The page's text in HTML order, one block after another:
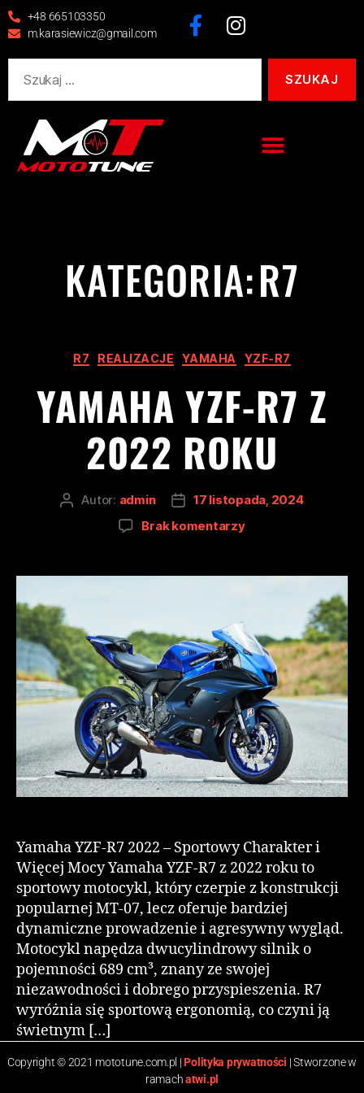
+48 665103350
m.karasiewicz@gmail.com
KATEGORIA:R7
R7 REALIZACJE YAMAHA YZF-R7
YAMAHA YZF-R7 Z
2022 ROKU
Autor: admin
17 listopada, 2024
Brak komentarzy
Yamaha YZF-R7 2022 – Sportowy Charakter i
Więcej Mocy Yamaha YZF-R7 z 2022 roku to
sportowy motocykl, który czerpie z konstrukcji
popularnej MT-07, lecz oferuje bardziej
dynamiczne prowadzenie i agresywny wygląd.
Motocykl napędza dwucylindrowy silnik o
pojemności 689 cm³, znany ze swojej
niezawodności i dobrego przyspieszenia. R7
wyróżnia się sportową ergonomią, co czyni ją
świetnym […]
Copyright © 2021 mototune.com.pl |Polityka prywatności | Stworzone w
ramachatwi.pl